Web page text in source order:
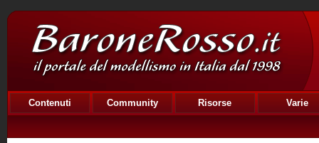
Contenuti Community Risorse Varie